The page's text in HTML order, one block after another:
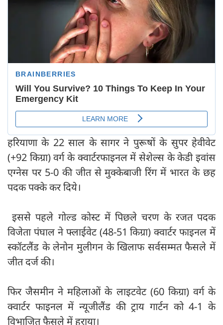
हरियाणा के 22 साल के सागर ने पुरूषों के सुपर हेवीवेट
(+92 किग्रा) वर्ग के क्वार्टरफाइनल में सेशेल्स के केडी इवांस
एग्नेस पर 5-0 की जीत से मुक्केबाजी रिंग में भारत के छह
पदक पक्के कर दिये।
इससे पहले गोल्ड कोस्ट में पिछले चरण के रजत पदक
विजेता पंघाल ने फ्लाईवेट (48-51 किग्रा) क्वार्टर फाइनल में
स्कॉटलैंड के लेनोन मुलीगन के खिलाफ सर्वसम्मत फैसले में
जीत दर्ज की।
फिर जैसमीन ने महिलाओं के लाइटवेट (60 किग्रा) वर्ग के
क्वार्टर फाइनल में न्यूजीलैंड की ट्राय गार्टन को 4-1 के
विभाजित फैसले में हराया।